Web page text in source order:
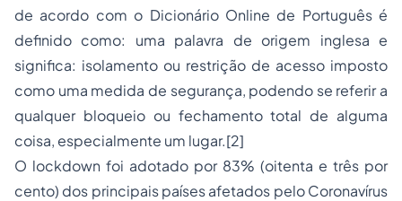
de acordo com o Dicionário Online de Português é
definido como: uma palavra de origem inglesa e
significa: isolamento ou restrição de acesso imposto
como uma medida de segurança, podendo se referir a
qualquer bloqueio ou fechamento total de alguma
coisa, especialmente um lugar.[2]
O lockdown foi adotado por 83% (oitenta e três por
cento) dos principais países afetados pelo Coronavírus